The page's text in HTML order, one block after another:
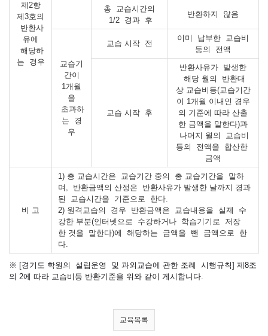
제2항
제3호의
반환사
유에
해당하
는 경우
총 교습시간의
1/2 경과 후
반환하지 않음
교습기
간이
1개월
을
초과하
는 경
우
교습 시작 전
이미 납부한 교습비
등의 전액
교습 시작 후
반환사유가 발생한
해당 월의 반환대
상 교습비등(교습기간
이 1개월 이내인 경우
의 기준에 따라 산출
한 금액을 말한다)과
나머지 월의 교습비
등의 전액을 합산한
금액
비 고
1) 총 교습시간은 교습기간 중의 총 교습기간을 말하
며, 반환금액의 산정은 반환사유가 발생한 날까지 경과
된 교습시간을 기준으로 한다.
2) 원격교습의 경우 반환금액은 교습내용을 실제 수
강한 부분(인터넷으로 수강하거나 학습기기로 저장
한 것을 말한다)에 해당하는 금액을 뺀 금액으로 한
다.
※ [경기도 학원의 설립운영 및 과외교습에 관한 조례 시행규칙] 제8조
의 2에 따라 교습비등 반환기준을 위와 같이 게시합니다.
교육목록